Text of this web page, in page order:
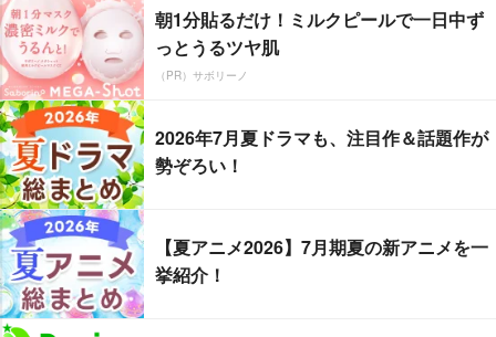
朝1分貼るだけ！ミルクピールで一日中ず
っとうるツヤ肌
（PR）サボリーノ
2026年7月夏ドラマも、注目作＆話題作が
勢ぞろい！
【夏アニメ2026】7月期夏の新アニメを一
挙紹介！